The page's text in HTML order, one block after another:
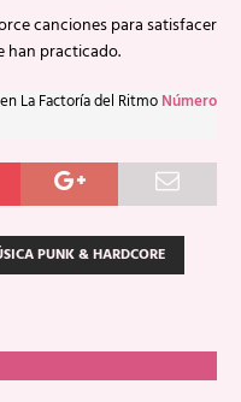
canciones para satisfacer
han practicado.
La Factoría del Ritmo Número
PUNK & HARDCORE